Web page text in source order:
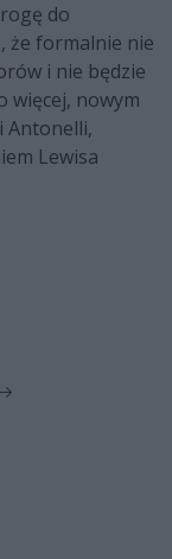
do
że formalnie nie
i nie będzie
więcej, nowym
Antonelli,
Lewisa